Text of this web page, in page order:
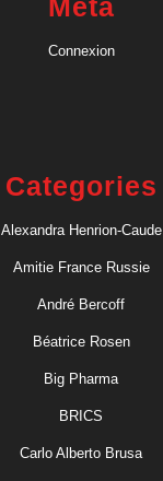
Meta
Connexion
Categories
Alexandra Henrion-Caude
Amitie France Russie
André Bercoff
Béatrice Rosen
Big Pharma
BRICS
Carlo Alberto Brusa